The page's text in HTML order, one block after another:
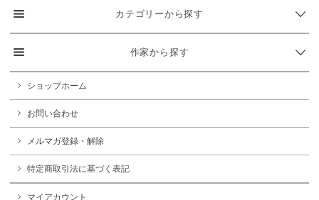
カテゴリーから探す
作家から探す
ショップホーム
お問い合わせ
メルマガ登録・解除
特定商取引法に基づく表記
マイアカウント